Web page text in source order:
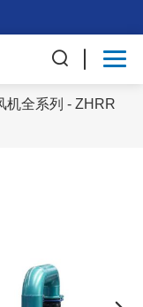
机全系列 - ZHRR